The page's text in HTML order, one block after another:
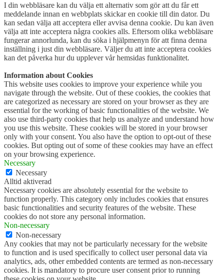
I din webbläsare kan du välja ett alternativ som gör att du får ett
meddelande innan en webbplats skickar en cookie till din dator. Du
kan sedan välja att acceptera eller avvisa denna cookie. Du kan även
välja att inte acceptera några cookies alls. Eftersom olika webbläsare
fungerar annorlunda, kan du söka i hjälpmenyn för att finna denna
inställning i just din webbläsare. Väljer du att inte acceptera cookies
kan det påverka hur du upplever vår hemsidas funktionalitet.
Information about Cookies
This website uses cookies to improve your experience while you
navigate through the website. Out of these cookies, the cookies that
are categorized as necessary are stored on your browser as they are
essential for the working of basic functionalities of the website. We
also use third-party cookies that help us analyze and understand how
you use this website. These cookies will be stored in your browser
only with your consent. You also have the option to opt-out of these
cookies. But opting out of some of these cookies may have an effect
on your browsing experience.
Necessary
Necessary
Alltid aktiverad
Necessary cookies are absolutely essential for the website to
function properly. This category only includes cookies that ensures
basic functionalities and security features of the website. These
cookies do not store any personal information.
Non-necessary
Non-necessary
Any cookies that may not be particularly necessary for the website
to function and is used specifically to collect user personal data via
analytics, ads, other embedded contents are termed as non-necessary
cookies. It is mandatory to procure user consent prior to running